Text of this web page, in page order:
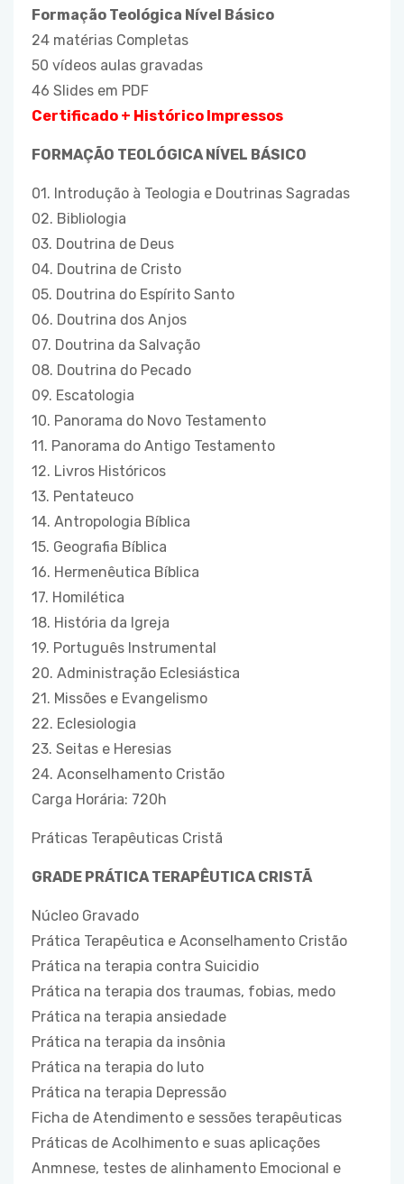
Formação Teológica Nível Básico
24 matérias Completas
50 vídeos aulas gravadas
46 Slides em PDF
Certificado + Histórico Impressos
FORMAÇÃO TEOLÓGICA NÍVEL BÁSICO
01. Introdução à Teologia e Doutrinas Sagradas
02. Bibliologia
03. Doutrina de Deus
04. Doutrina de Cristo
05. Doutrina do Espírito Santo
06. Doutrina dos Anjos
07. Doutrina da Salvação
08. Doutrina do Pecado
09. Escatologia
10. Panorama do Novo Testamento
11. Panorama do Antigo Testamento
12. Livros Históricos
13. Pentateuco
14. Antropologia Bíblica
15. Geografia Bíblica
16. Hermenêutica Bíblica
17. Homilética
18. História da Igreja
19. Português Instrumental
20. Administração Eclesiástica
21. Missões e Evangelismo
22. Eclesiologia
23. Seitas e Heresias
24. Aconselhamento Cristão
Carga Horária: 720h
Práticas Terapêuticas Cristã
GRADE PRÁTICA TERAPÊUTICA CRISTÃ
Núcleo Gravado
Prática Terapêutica e Aconselhamento Cristão
Prática na terapia contra Suicidio
Prática na terapia dos traumas, fobias, medo
Prática na terapia ansiedade
Prática na terapia da insônia
Prática na terapia do luto
Prática na terapia Depressão
Ficha de Atendimento e sessões terapêuticas
Práticas de Acolhimento e suas aplicações
Anmnese, testes de alinhamento Emocional e